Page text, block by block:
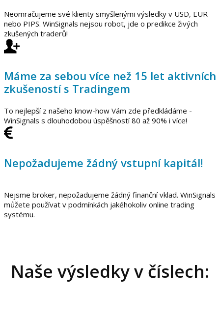
Neomračujeme své klienty smyšlenými výsledky v USD, EUR
nebo PIPS. WinSignals nejsou robot, jde o predikce živých
zkušených traderů!
Máme za sebou více než 15 let aktivních
zkušeností s Tradingem
To nejlepší z našeho know-how Vám zde předkládáme -
WinSignals s dlouhodobou úspěšností 80 až 90% i více!
Nepožadujeme žádný vstupní kapitál!
Nejsme broker, nepožadujeme žádný finanční vklad. WinSignals
můžete používat v podmínkách jakéhokoliv online trading
systému.
Naše výsledky v číslech: